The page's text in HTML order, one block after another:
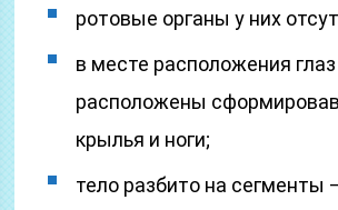
ротовые органы у них
в месте расположения глаз
расположены
крылья и ноги;
тело разбито на сегменты